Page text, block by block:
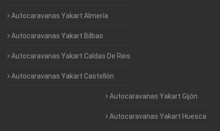
Autocaravanas Yakart Almería
Autocaravanas Yakart Bilbao
Autocaravanas Yakart Caldas De Reis
Autocaravanas Yakart Castellón
Autocaravanas Yakart Gijón
Autocaravanas Yakart Huesca